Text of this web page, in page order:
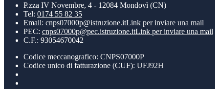
P.zza IV Novembre, 4 - 12084 Mondovì (CN)
Tel: 0174 55 82 35
Email: cnps07000p@istruzione.itLink per inviare una mail
PEC: cnps07000p@pec.istruzione.itLink per inviare una mail
C.F.: 93054670042
Codice meccanografico: CNPS07000P
Codice unico di fatturazione (CUF): UFJ92H